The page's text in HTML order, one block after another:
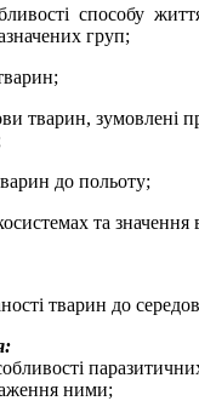
способу
груп;
тварин, зумовлені
до польоту;
та
тварин до
ними;